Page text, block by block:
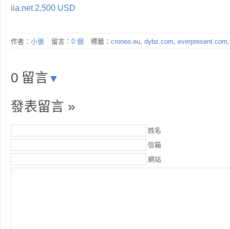
iia.net 2,500 USD
作者： 小張 留言： 0 個 標籤： croneo.eu, dybz.com, everpresent.com
0 留言 ▼
發表留言 »
姓名
信箱
網站